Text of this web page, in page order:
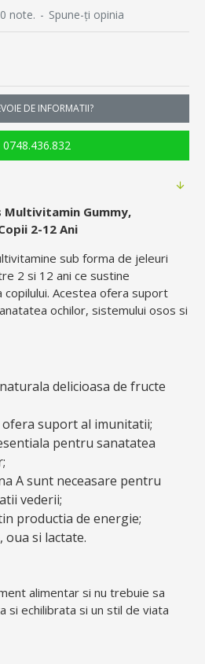
note. - Spune-ţi opinia
DE INFORMATII?
0748.436.832
Multivitamin Gummy,
2-12 Ani
sub forma de jeleuri
2 si 12 ani ce sustine
Acestea ofera suport
ochilor, sistemului osos si
delicioasa de fructe
ofera suport al imunitatii;
pentru sanatatea
A sunt neceasare pentru
vederii;
productia de energie;
si lactate.
alimentar si nu trebuie sa
si echilibrata si un stil de viata